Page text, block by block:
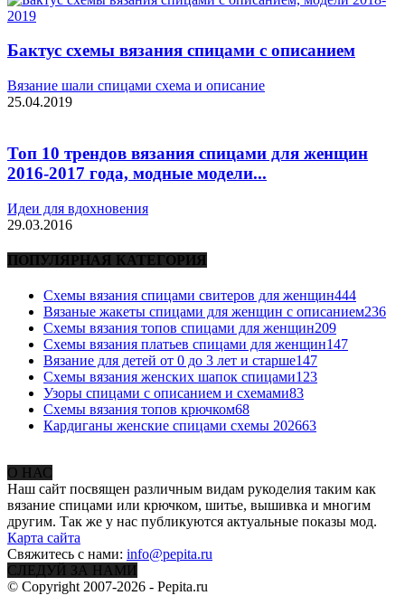
Бактус схемы вязания спицами с описанием
Вязание шали спицами схема и описание
25.04.2019
Топ 10 трендов вязания спицами для женщин
2016-2017 года, модные модели...
Идеи для вдохновения
29.03.2016
ПОПУЛЯРНАЯ КАТЕГОРИЯ
Схемы вязания спицами свитеров для женщин444
Вязаные жакеты спицами для женщин с описанием236
Схемы вязания топов спицами для женщин209
Схемы вязания платьев спицами для женщин147
Вязание для детей от 0 до 3 лет и старше147
Схемы вязания женских шапок спицами123
Узоры спицами с описанием и схемами83
Схемы вязания топов крючком68
Кардиганы женские спицами схемы 202663
О НАС
Наш сайт посвящен различным видам рукоделия таким как
вязание спицами или крючком, шитье, вышивка и многим
другим. Так же у нас публикуются актуальные показы мод.
Карта сайта
Свяжитесь с нами: info@pepita.ru
СЛЕДУЙ ЗА НАМИ
© Copyright 2007-2026 - Pepita.ru